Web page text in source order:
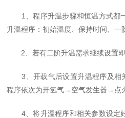
1、程序升温步骤和恒温方式都
升温程序：初始温度、保持时间、一
2、若有二阶升温需求继续设置即
3、开载气后设置升温程序及相
程序依次为开氢气→空气发生器→点
4、将升温程序和相关参数设定